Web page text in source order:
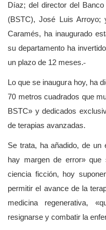
Díaz; del director del
(BSTC), José Luis Arroyo;
Caramés, ha inaugurado
su departamento ha
un plazo de 12 meses.
Lo que se inaugura hoy, ha
70 metros cuadrados que
BSTC» y dedicados
de terapias avanzadas.
Se trata, ha añadido, de un
hay margen de error»
ciencia ficción, hoy
permitir el avance de la
medicina regenerativa,
resignarse y combatir la